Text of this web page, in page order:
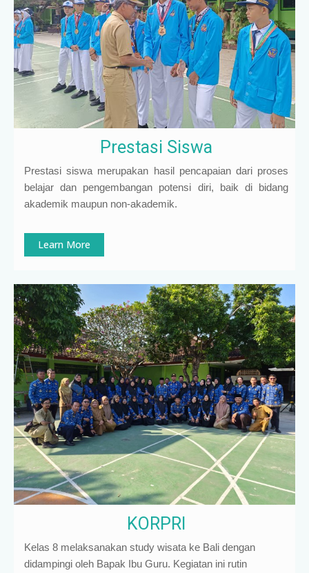
Prestasi Siswa
Prestasi siswa merupakan hasil pencapaian dari proses
belajar dan pengembangan potensi diri, baik di bidang
akademik maupun non-akademik.
Learn More
KORPRI
Kelas 8 melaksanakan study wisata ke Bali dengan
didampingi oleh Bapak Ibu Guru. Kegiatan ini rutin